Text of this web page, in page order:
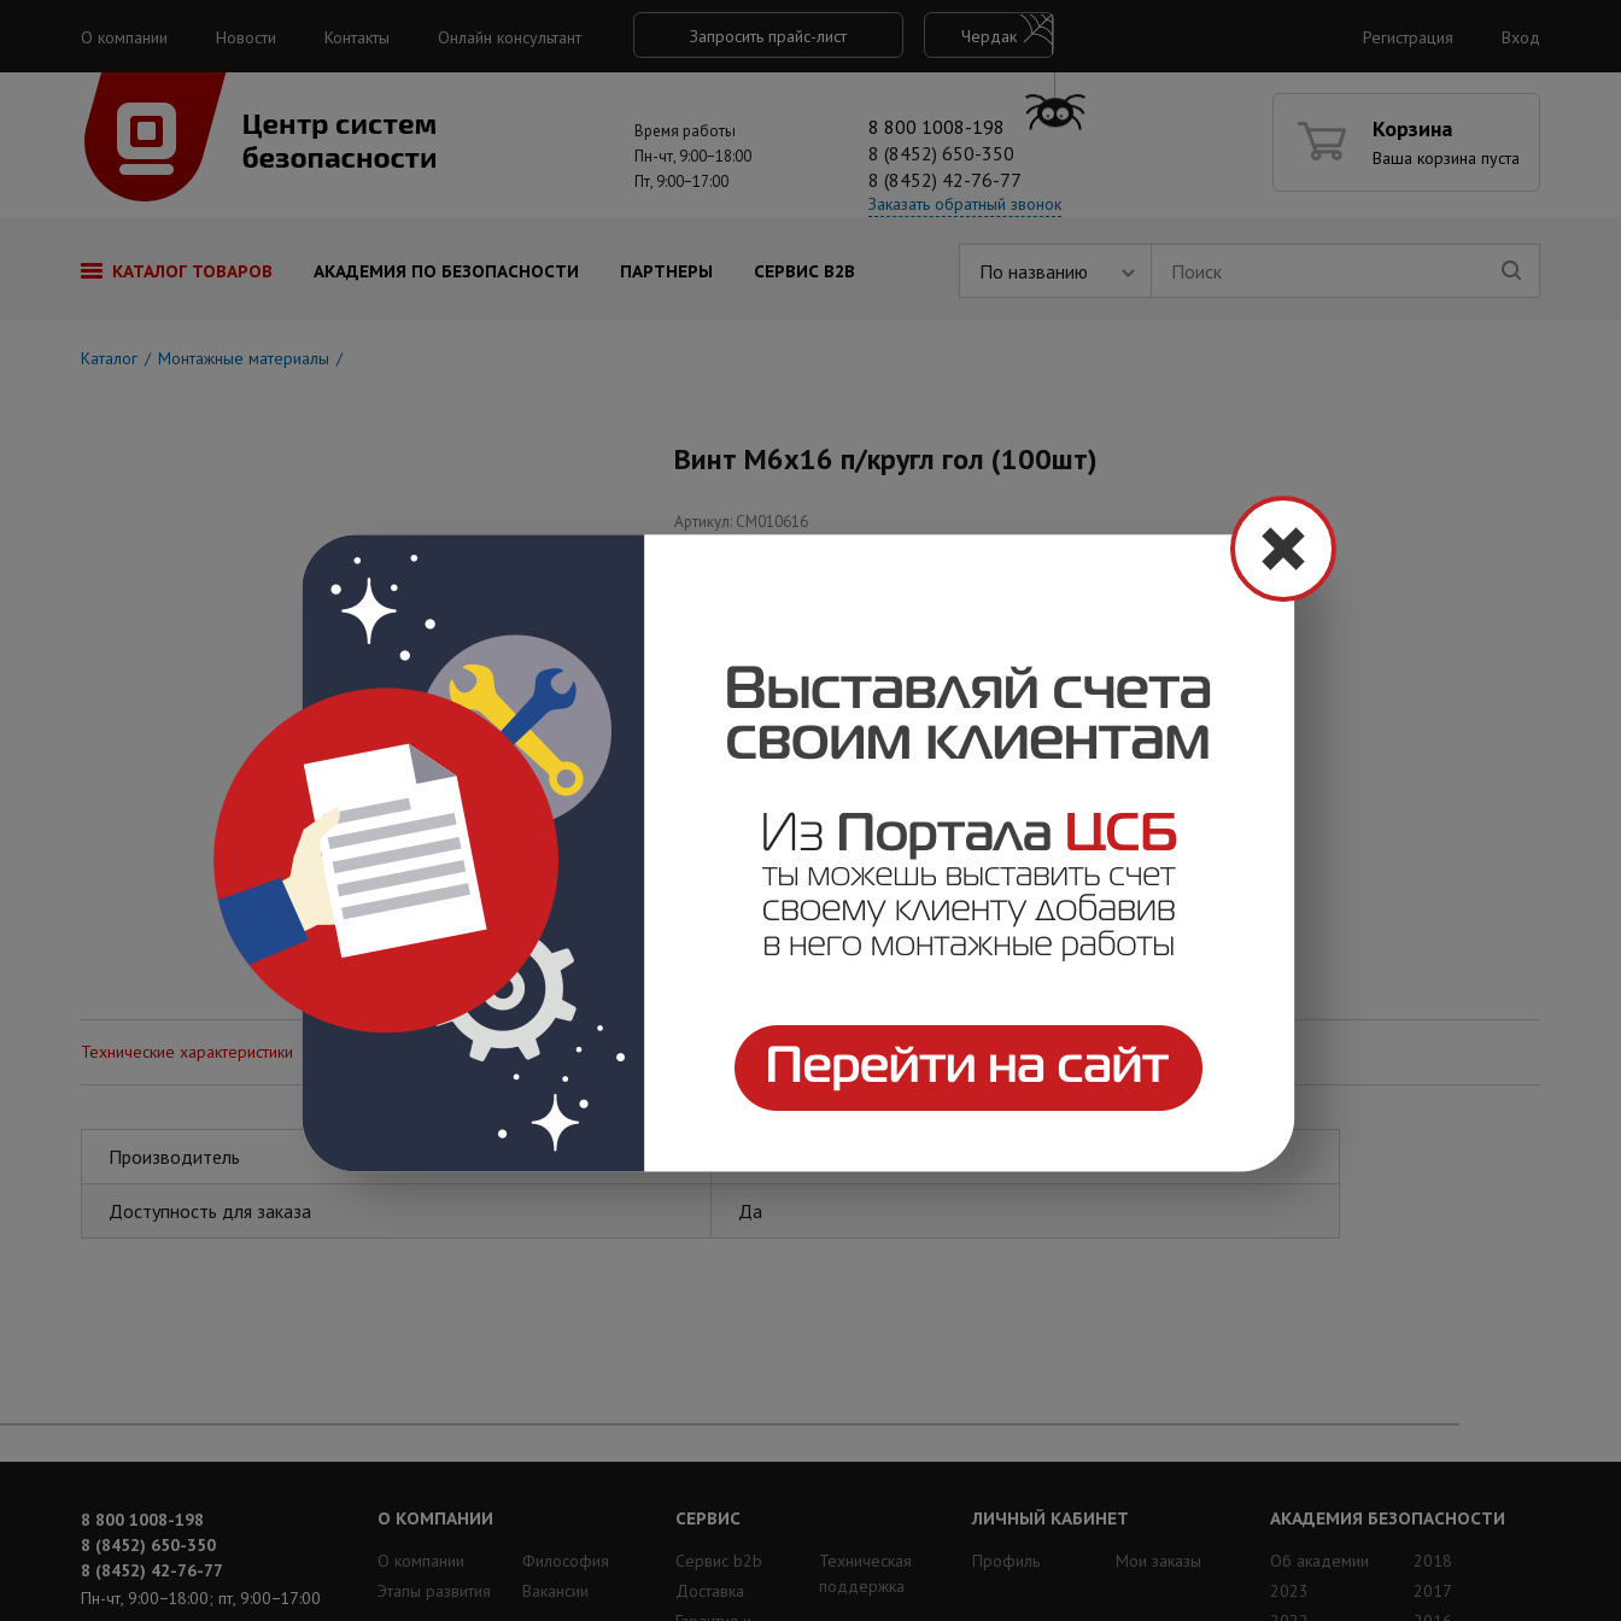
О компании Новости Контакты Онлайн консультант Запросить прайс-лист Чердак Регистрация Вход
Время работы
Пн-чт, 9:00−18:00
Пт, 9:00−17:00
8 800 1008-198
8 (8452) 650-350
8 (8452) 42-76-77
Заказать обратный звонок
Корзина
Ваша корзина пуста
КАТАЛОГ ТОВАРОВ АКАДЕМИЯ ПО БЕЗОПАСНОСТИ ПАРТНЕРЫ СЕРВИС B2B По названию
Каталог Монтажные материалы
Винт М6х16 п/кругл гол (100шт)
Артикул: CM010616
Технические характеристики
Производитель
Доступность для заказа Да
8 800 1008-198
8 (8452) 650-350
8 (8452) 42-76-77
Пн-чт, 9:00−18:00; пт, 9:00−17:00
О КОМПАНИИ
О компании
Этапы развития
Философия
Вакансии
СЕРВИС
Сервис b2b
Доставка
Техническая
поддержка
ЛИЧНЫЙ КАБИНЕТ
Профиль
Мои заказы
АКАДЕМИЯ БЕЗОПАСНОСТИ
Об академии
2023
2018
2017